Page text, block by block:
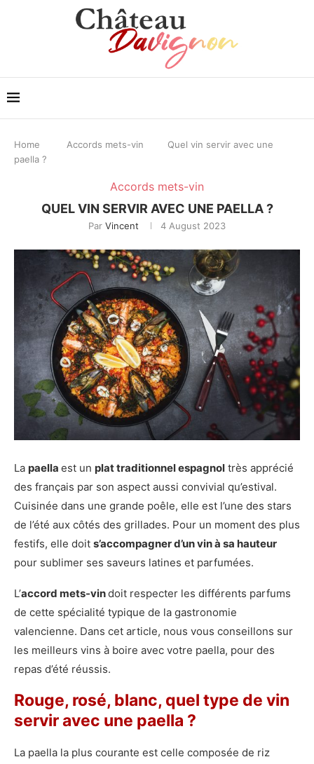
Home Accords mets-vin
Quel vin servir avec une
paella ?
Accords mets-vin
QUEL VIN SERVIR AVEC UNE PAELLA ?
Par Vincent 4 August 2023
La paella est un plat traditionnel espagnol très apprécié
des français par son aspect aussi convivial qu’estival.
Cuisinée dans une grande poêle, elle est l’une des stars
de l’été aux côtés des grillades. Pour un moment des plus
festifs, elle doit s’accompagner d’un vin à sa hauteur
pour sublimer ses saveurs latines et parfumées.
L’accord mets-vindoit respecter les différents parfums
de cette spécialité typique de la gastronomie
valencienne. Dans cet article, nous vous conseillons sur
les meilleurs vins à boire avec votre paella, pour des
repas d’été réussis.
Rouge, rosé, blanc, quel type de vin
servir avec une paella ?
La paella la plus courante est celle composée de riz